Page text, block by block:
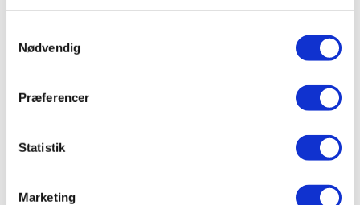
Nødvendig
Præferencer
Statistik
Marketing
er nogen der venter på at få en bane så må man
på at næste bane bliver ledig.
på at få en bane – vil det undtagelsesvist være tilladt
singlekamp kø til banerne, så er det tilladt at spille
sættet færdigt og herefter stoppe kampen.